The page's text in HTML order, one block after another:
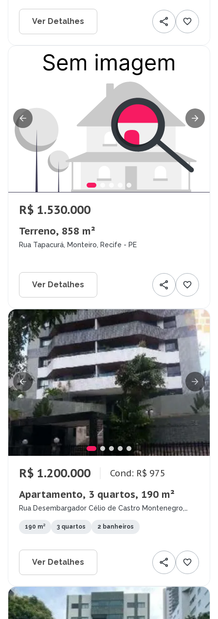
Ver Detalhes
R$ 1.530.000
Terreno, 858 m²
Rua Tapacurá, Monteiro, Recife - PE
Ver Detalhes
R$ 1.200.000 Cond: R$ 975
Apartamento, 3 quartos, 190 m²
Rua Desembargador Célio de Castro Montenegro,
190 m² 3 quartos 2 banheiros
Ver Detalhes